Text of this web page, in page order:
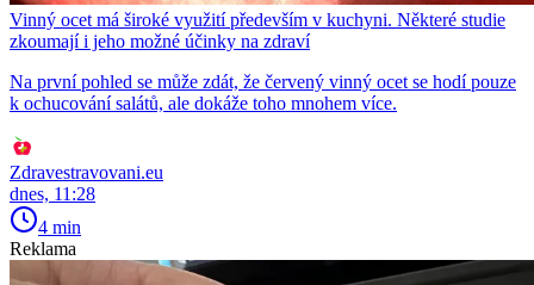
Vinný ocet má široké využití především v kuchyni. Některé studie
zkoumají i jeho možné účinky na zdraví
Na první pohled se může zdát, že červený vinný ocet se hodí pouze
k ochucování salátů, ale dokáže toho mnohem více.
Zdravestravovani.eu
dnes, 11:28
4 min
Reklama